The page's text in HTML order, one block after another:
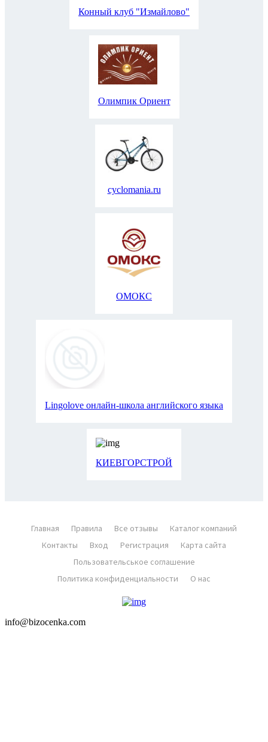
Конный клуб "Измайлово"
Олимпик Ориент
cyclomania.ru
ОМОКС
Lingolove онлайн-школа английского языка
КИЕВГОРСТРОЙ
Главная Правила Все отзывы
Каталог компаний
Контакты
Вход Регистрация
Карта сайта
Пользовательськое соглашение
Политика конфиденциальности
О нас
info@bizocenka.com